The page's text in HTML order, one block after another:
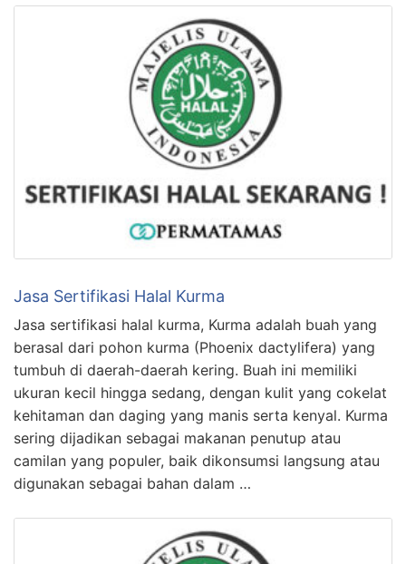
Jasa Sertifikasi Halal Kurma
Jasa sertifikasi halal kurma, Kurma adalah buah yang
berasal dari pohon kurma (Phoenix dactylifera) yang
tumbuh di daerah-daerah kering. Buah ini memiliki
ukuran kecil hingga sedang, dengan kulit yang cokelat
kehitaman dan daging yang manis serta kenyal. Kurma
sering dijadikan sebagai makanan penutup atau
camilan yang populer, baik dikonsumsi langsung atau
digunakan sebagai bahan dalam …